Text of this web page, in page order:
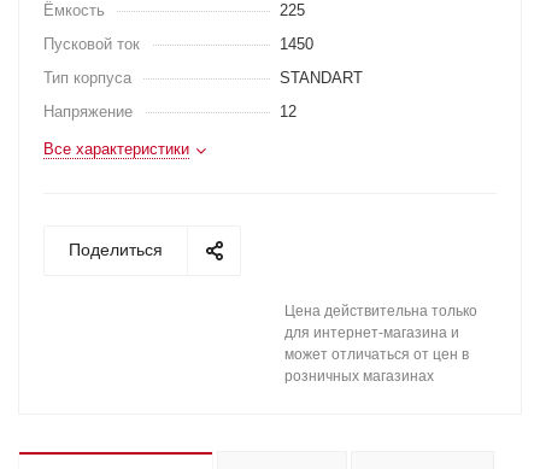
Ёмкость
225
Пусковой ток
1450
Тип корпуса
STANDART
Напряжение
12
Все характеристики
Поделиться
Цена действительна только
для интернет-магазина и
может отличаться от цен в
розничных магазинах